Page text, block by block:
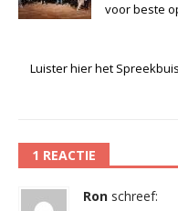
voor beste
Luister hier het
1 REACTIE
Ron schreef: